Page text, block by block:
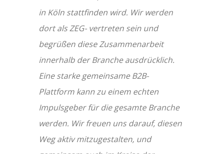
in Köln stattfinden wird. Wir werden
dort als ZEG- vertreten sein und
begrüßen diese Zusammenarbeit
innerhalb der Branche ausdrücklich.
Eine starke gemeinsame B2B-
Plattform kann zu einem echten
Impulsgeber für die gesamte Branche
werden. Wir freuen uns darauf, diesen
Weg aktiv mitzugestalten, und